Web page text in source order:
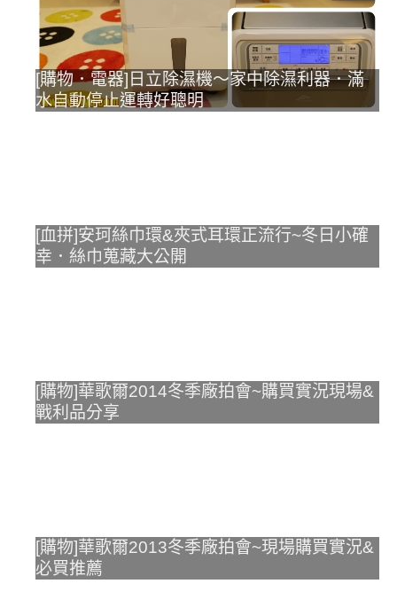
[購物．電器]日立除濕機～家中除濕利器．滿
水自動停止運轉好聰明
[血拼]安珂絲巾環&夾式耳環正流行~冬日小確
幸．絲巾蒐藏大公開
[購物]華歌爾2014冬季廠拍會~購買實況現場&
戰利品分享
[購物]華歌爾2013冬季廠拍會~現場購買實況&
必買推薦